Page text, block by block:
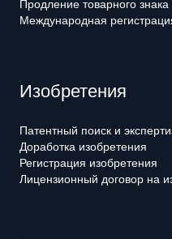
Продление товарного знака
Международная
Изобретения
Патентный поиск и
Доработка изобретения
Регистрация изобретения
Лицензионный договор на